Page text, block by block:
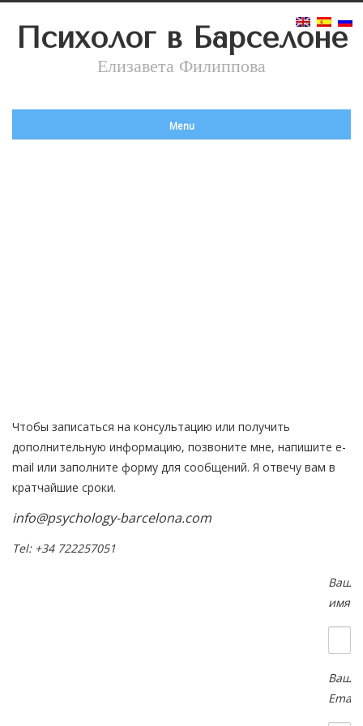
Психолог в Барселоне
Елизавета Филиппова
Menu
Чтобы записаться на консультацию или получить
дополнительную информацию, позвоните мне, напишите e-
mail или заполните форму для сообщений. Я отвечу вам в
кратчайшие сроки.
info@psychology-barcelona.com
Tel: +34 722257051
Ваше
имя
Ваш
Email